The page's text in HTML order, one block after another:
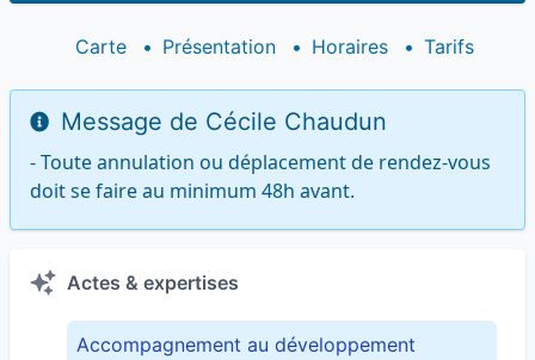
Carte • Présentation • Horaires • Tarifs
Message de Cécile Chaudun
- Toute annulation ou déplacement de rendez-vous
doit se faire au minimum 48h avant.
Actes & expertises
Accompagnement au développement